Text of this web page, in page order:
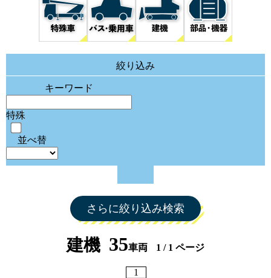
絞り込み
キーワード
特殊
並べ替
さらに絞り込み検索
建機 35車両 1 / 1 ページ
1